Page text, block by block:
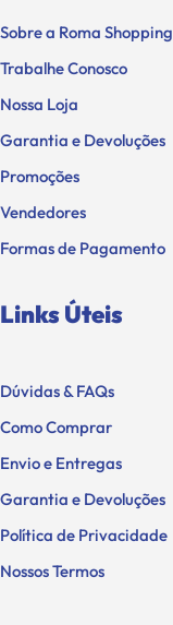
Sobre a Roma Shopping
Trabalhe Conosco
Nossa Loja
Garantia e Devoluções
Promoções
Vendedores
Formas de Pagamento
Links Úteis
Dúvidas & FAQs
Como Comprar
Envio e Entregas
Garantia e Devoluções
Política de Privacidade
Nossos Termos